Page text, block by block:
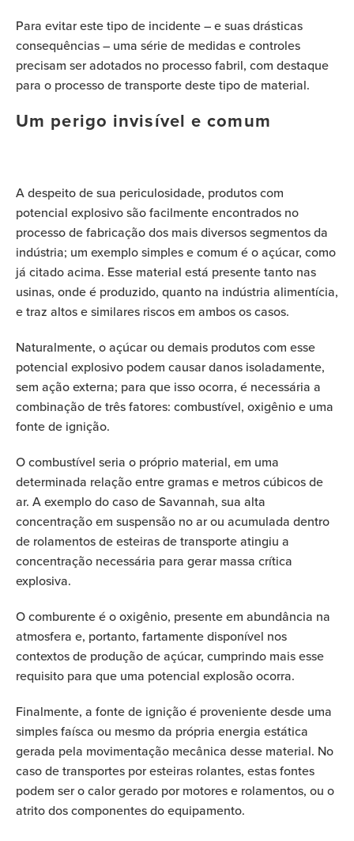
Para evitar este tipo de incidente – e suas drásticas
consequências – uma série de medidas e controles
precisam ser adotados no processo fabril, com destaque
para o processo de transporte deste tipo de material.
Um perigo invisível e comum
A despeito de sua periculosidade, produtos com
potencial explosivo são facilmente encontrados no
processo de fabricação dos mais diversos segmentos da
indústria; um exemplo simples e comum é o açúcar, como
já citado acima. Esse material está presente tanto nas
usinas, onde é produzido, quanto na indústria alimentícia,
e traz altos e similares riscos em ambos os casos.
Naturalmente, o açúcar ou demais produtos com esse
potencial explosivo podem causar danos isoladamente,
sem ação externa; para que isso ocorra, é necessária a
combinação de três fatores: combustível, oxigênio e uma
fonte de ignição.
O combustível seria o próprio material, em uma
determinada relação entre gramas e metros cúbicos de
ar. A exemplo do caso de Savannah, sua alta
concentração em suspensão no ar ou acumulada dentro
de rolamentos de esteiras de transporte atingiu a
concentração necessária para gerar massa crítica
explosiva.
O comburente é o oxigênio, presente em abundância na
atmosfera e, portanto, fartamente disponível nos
contextos de produção de açúcar, cumprindo mais esse
requisito para que uma potencial explosão ocorra.
Finalmente, a fonte de ignição é proveniente desde uma
simples faísca ou mesmo da própria energia estática
gerada pela movimentação mecânica desse material. No
caso de transportes por esteiras rolantes, estas fontes
podem ser o calor gerado por motores e rolamentos, ou o
atrito dos componentes do equipamento.